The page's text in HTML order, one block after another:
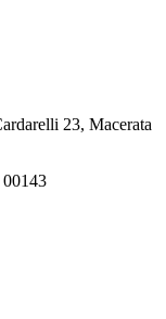
23, Macerata
00143